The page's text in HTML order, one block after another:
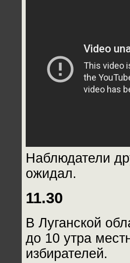
Наблюдатели
ожидал.
11.30
В Луганской
до 10 утра
избирателей.